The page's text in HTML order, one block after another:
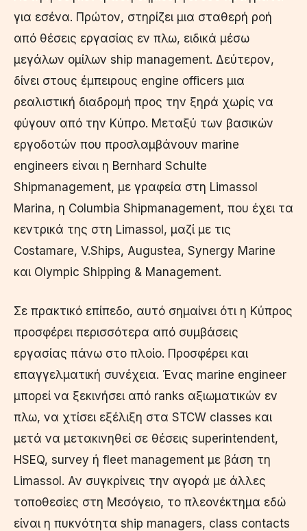
για εσένα. Πρώτον, στηρίζει μια σταθερή ροή
από θέσεις εργασίας εν πλω, ειδικά μέσω
μεγάλων ομίλων ship management. Δεύτερον,
δίνει στους έμπειρους engine officers μια
ρεαλιστική διαδρομή προς την ξηρά χωρίς να
φύγουν από την Κύπρο. Μεταξύ των βασικών
εργοδοτών που προσλαμβάνουν marine
engineers είναι η Bernhard Schulte
Shipmanagement, με γραφεία στη Limassol
Marina, η Columbia Shipmanagement, που έχει τα
κεντρικά της στη Limassol, μαζί με τις
Costamare, V.Ships, Augustea, Synergy Marine
και Olympic Shipping & Management.
Σε πρακτικό επίπεδο, αυτό σημαίνει ότι η Κύπρος
προσφέρει περισσότερα από συμβάσεις
εργασίας πάνω στο πλοίο. Προσφέρει και
επαγγελματική συνέχεια. Ένας marine engineer
μπορεί να ξεκινήσει από ranks αξιωματικών εν
πλω, να χτίσει εξέλιξη στα STCW classes και
μετά να μετακινηθεί σε θέσεις superintendent,
HSEQ, survey ή fleet management με βάση τη
Limassol. Αν συγκρίνεις την αγορά με άλλες
τοποθεσίες στη Μεσόγειο, το πλεονέκτημα εδώ
είναι η πυκνότητα ship managers, class contacts